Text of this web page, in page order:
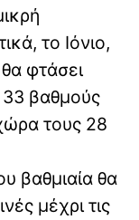
το Ιόνιο,
φτάσει
33 βαθμούς
τους 28
βαθμιαία θα
μέχρι τις